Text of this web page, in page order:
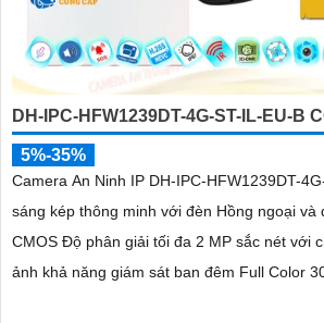
DH-IPC-HFW1239DT-4G-ST-IL-EU-B
5%-35%
Camera An Ninh IP DH-IPC-HFW1239DT-
sáng kép thông minh với đèn Hồng ngoại và
CMOS Độ phân giải tối đa 2 MP sắc nét với
ảnh khả năng giám sát ban đêm Full Color